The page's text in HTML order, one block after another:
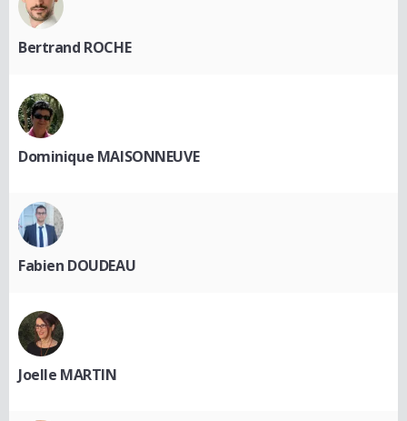
Bertrand ROCHE
Dominique MAISONNEUVE
Fabien DOUDEAU
Joelle MARTIN